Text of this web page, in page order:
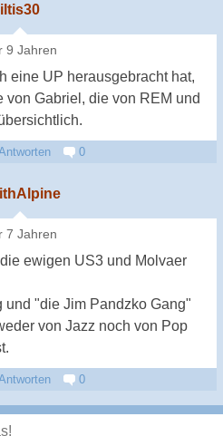
iltis30
9 Jahren
eine UP herausgebracht hat,
von Gabriel, die von REM und
0
7 Jahren
ewigen US3 und Molvaer
"die Jim Pandzko Gang"
von Jazz noch von Pop
0